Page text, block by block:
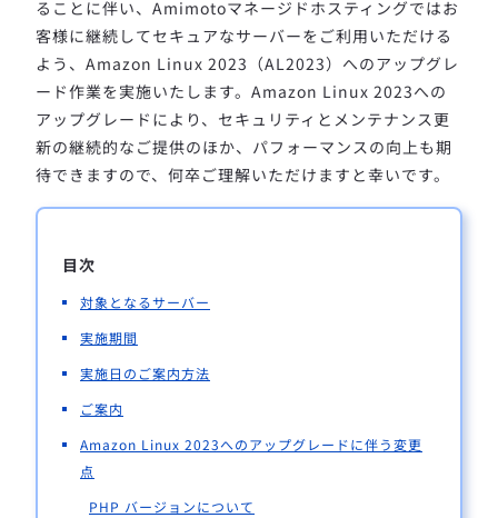
ることに伴い、Amimotoマネージドホスティングではお
客様に継続してセキュアなサーバーをご利用いただける
よう、Amazon Linux 2023（AL2023）へのアップグレ
ード作業を実施いたします。 Amazon Linux 2023への
アップグレードにより、セキュリティとメンテナンス更
新の継続的なご提供のほか、パフォーマンスの向上も期
待できますので、何卒ご理解いただけますと幸いです。
目次
対象となるサーバー
実施期間
実施日のご案内方法
ご案内
Amazon Linux 2023へのアップグレードに伴う変更
点
PHP バージョンについて